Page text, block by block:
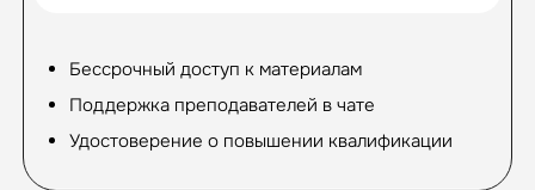
Бессрочный доступ к материалам
Поддержка преподавателей в чате
Удостоверение о повышении квалификации